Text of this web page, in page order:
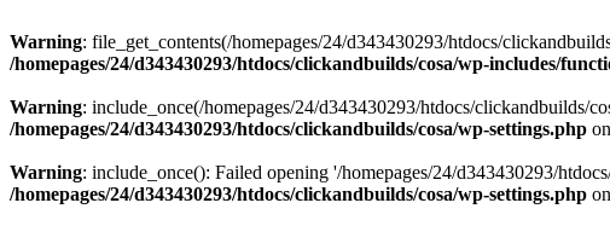
Warning: file_get_contents(/homepages/24/d343430293/htdocs/
/homepages/24/d343430293/htdocs/clickandbuilds/cosa/wp-includes/
Warning: include_once(/homepages/24/d343430293/htdocs/clickandbuilds/
/homepages/24/d343430293/htdocs/clickandbuilds/cosa/wp-settings.php
Warning: include_once(): Failed opening '/homepages/24/d343430293/
/homepages/24/d343430293/htdocs/clickandbuilds/cosa/wp-settings.php